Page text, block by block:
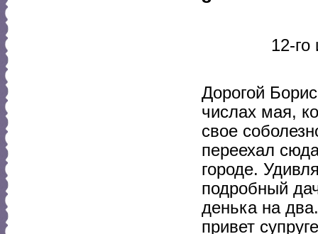
12-
Дорогой
числах мая,
свое
переехал
городе.
подробный
денька на
привет